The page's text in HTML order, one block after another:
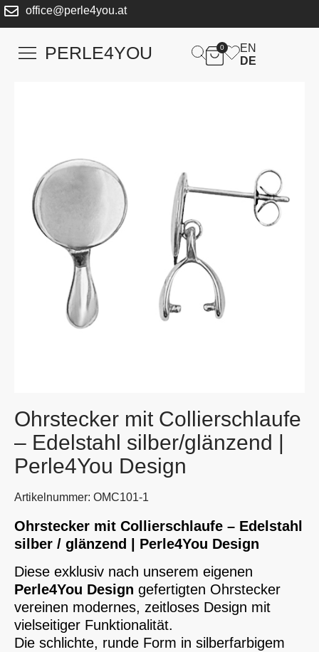
office@perle4you.at
PERLE4YOU 0
EN
DE
Ohrstecker mit Collierschlaufe
– Edelstahl silber/glänzend |
Perle4You Design
Artikelnummer: OMC101-1
Ohrstecker mit Collierschlaufe – Edelstahl
silber / glänzend | Perle4You Design
Diese exklusiv nach unserem eigenen
Perle4You Design gefertigten Ohrstecker
vereinen modernes, zeitloses Design mit
vielseitiger Funktionalität.
Die schlichte, runde Form in silberfarbigem